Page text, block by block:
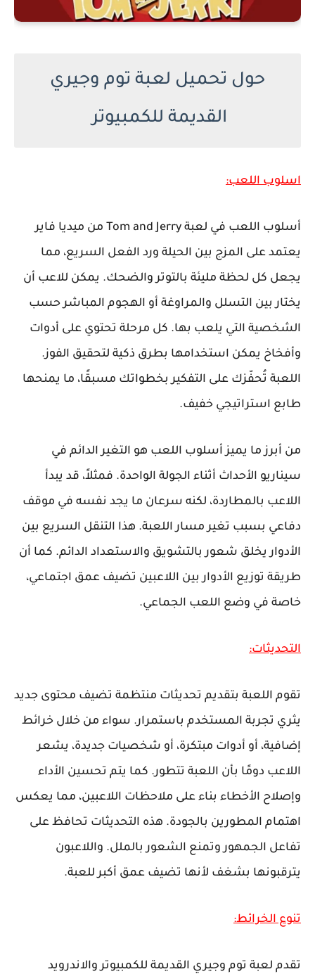
حول تحميل لعبة توم وجيري
القديمة للكمبيوتر
اسلوب اللعب:
أسلوب اللعب في لعبة Tom and Jerry من ميديا فاير
يعتمد على المزج بين الحيلة ورد الفعل السريع، مما
يجعل كل لحظة مليئة بالتوتر والضحك. يمكن للاعب أن
يختار بين التسلل والمراوغة أو الهجوم المباشر حسب
الشخصية التي يلعب بها. كل مرحلة تحتوي على أدوات
وأفخاخ يمكن استخدامها بطرق ذكية لتحقيق الفوز.
اللعبة تُحفّزك على التفكير بخطواتك مسبقًا، ما يمنحها
طابع استراتيجي خفيف.
من أبرز ما يميز أسلوب اللعب هو التغير الدائم في
سيناريو الأحداث أثناء الجولة الواحدة. فمثلاً، قد يبدأ
اللاعب بالمطاردة، لكنه سرعان ما يجد نفسه في موقف
دفاعي بسبب تغير مسار اللعبة. هذا التنقل السريع بين
الأدوار يخلق شعور بالتشويق والاستعداد الدائم. كما أن
طريقة توزيع الأدوار بين اللاعبين تضيف عمق اجتماعي،
خاصة في وضع اللعب الجماعي.
التحديثات:
تقوم اللعبة بتقديم تحديثات منتظمة تضيف محتوى جديد
يثري تجربة المستخدم باستمرار. سواء من خلال خرائط
إضافية، أو أدوات مبتكرة، أو شخصيات جديدة، يشعر
اللاعب دومًا بأن اللعبة تتطور. كما يتم تحسين الأداء
وإصلاح الأخطاء بناء على ملاحظات اللاعبين، مما يعكس
اهتمام المطورين بالجودة. هذه التحديثات تحافظ على
تفاعل الجمهور وتمنع الشعور بالملل. واللاعبون
يترقبونها بشغف لأنها تضيف عمق أكبر للعبة.
تنوع الخرائط:
تقدم لعبة توم وجيري القديمة للكمبيوتر والاندرويد